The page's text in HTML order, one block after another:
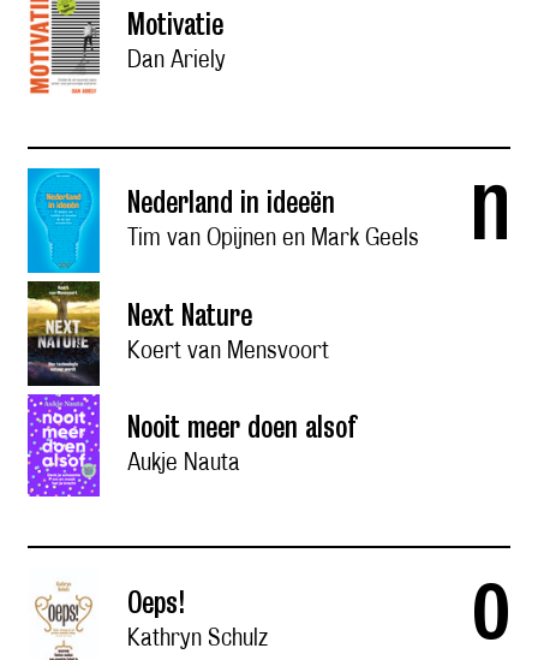
Motivatie
Dan Ariely
n
Nederland in ideeën
Tim van Opijnen en Mark Geels
Next Nature
Koert van Mensvoort
Nooit meer doen alsof
Aukje Nauta
o
Oeps!
Kathryn Schulz